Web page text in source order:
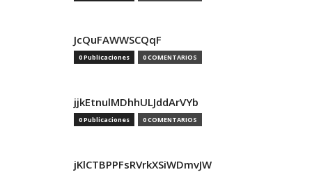
JcQuFAWWSCQqF
0 Publicaciones 0 COMENTARIOS
jjkEtnulMDhhULJddArVYb
0 Publicaciones 0 COMENTARIOS
jKlCTBPPFsRVrkXSiWDmvJW